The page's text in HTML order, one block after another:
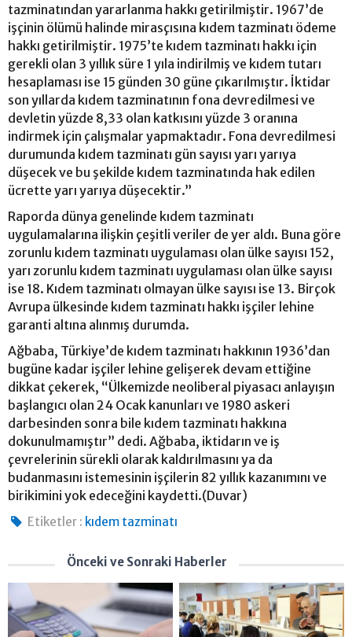
tazminatından yararlanma hakkı getirilmiştir. 1967’de
işçinin ölümü halinde mirasçısına kıdem tazminatı ödeme
hakkı getirilmiştir. 1975’te kıdem tazminatı hakkı için
gerekli olan 3 yıllık süre 1 yıla indirilmiş ve kıdem tutarı
hesaplaması ise 15 günden 30 güne çıkarılmıştır. İktidar
son yıllarda kıdem tazminatının fona devredilmesi ve
devletin yüzde 8,33 olan katkısını yüzde 3 oranına
indirmek için çalışmalar yapmaktadır. Fona devredilmesi
durumunda kıdem tazminatı gün sayısı yarı yarıya
düşecek ve bu şekilde kıdem tazminatında hak edilen
ücrette yarı yarıya düşecektir.”
Raporda dünya genelinde kıdem tazminatı
uygulamalarına ilişkin çeşitli veriler de yer aldı. Buna göre
zorunlu kıdem tazminatı uygulaması olan ülke sayısı 152,
yarı zorunlu kıdem tazminatı uygulaması olan ülke sayısı
ise 18. Kıdem tazminatı olmayan ülke sayısı ise 13. Birçok
Avrupa ülkesinde kıdem tazminatı hakkı işçiler lehine
garanti altına alınmış durumda.
Ağbaba, Türkiye’de kıdem tazminatı hakkının 1936’dan
bugüne kadar işçiler lehine gelişerek devam ettiğine
dikkat çekerek, “Ülkemizde neoliberal piyasacı anlayışın
başlangıcı olan 24 Ocak kanunları ve 1980 askeri
darbesinden sonra bile kıdem tazminatı hakkına
dokunulmamıştır” dedi. Ağbaba, iktidarın ve iş
çevrelerinin sürekli olarak kaldırılmasını ya da
budanmasını istemesinin işçilerin 82 yıllık kazanımını ve
birikimini yok edeceğini kaydetti.(Duvar)
Etiketler : kıdem tazminatı
Önceki ve Sonraki Haberler